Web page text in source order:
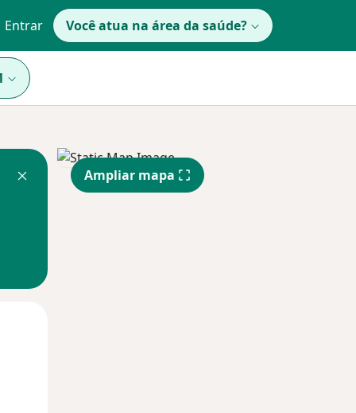
Entrar Você atua na área da saúde?
Ampliar mapa